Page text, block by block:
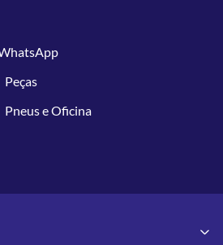
e Oficina